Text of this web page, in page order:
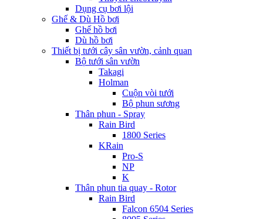
Dụng cụ bơi lội
Ghế & Dù Hồ bơi
Ghế hồ bơi
Dù hồ bơi
Thiết bị tưới cây sân vườn, cảnh quan
Bộ tưới sân vườn
Takagi
Holman
Cuộn vòi tưới
Bộ phun sương
Thân phun - Spray
Rain Bird
1800 Series
KRain
Pro-S
NP
K
Thân phun tia quay - Rotor
Rain Bird
Falcon 6504 Series